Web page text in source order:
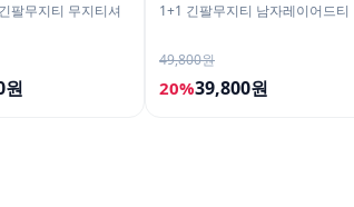
팔무지티 무지티셔
원
1+1 긴팔무지티 남자레이어드티
49,800원
20%39,800원